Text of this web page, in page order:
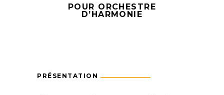
POUR ORCHESTRE
D’HARMONIE
PRÉSENTATION